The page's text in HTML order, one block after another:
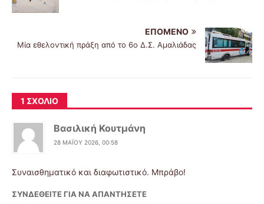
ΕΠΌΜΕΝΟ
Μία εθελοντική πράξη από το 6ο Δ.Σ. Αμαλιάδας
1 ΣΧΌΛΙΟ
Βασιλική Κουτμάνη
28 ΜΑΪ́ΟΥ 2026, 00:58
Συναισθηματικό και διαφωτιστικό. Μπράβο!
ΣΥΝΔΕΘΕΊΤΕ ΓΙΑ ΝΑ ΑΠΑΝΤΉΣΕΤΕ